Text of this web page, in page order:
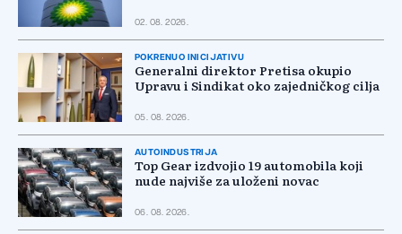
02. 08. 2026.
POKRENUO INICIJATIVU
Generalni direktor Pretisa okupio
Upravu i Sindikat oko zajedničkog cilja
05. 08. 2026.
AUTOINDUSTRIJA
Top Gear izdvojio 19 automobila koji
nude najviše za uloženi novac
06. 08. 2026.